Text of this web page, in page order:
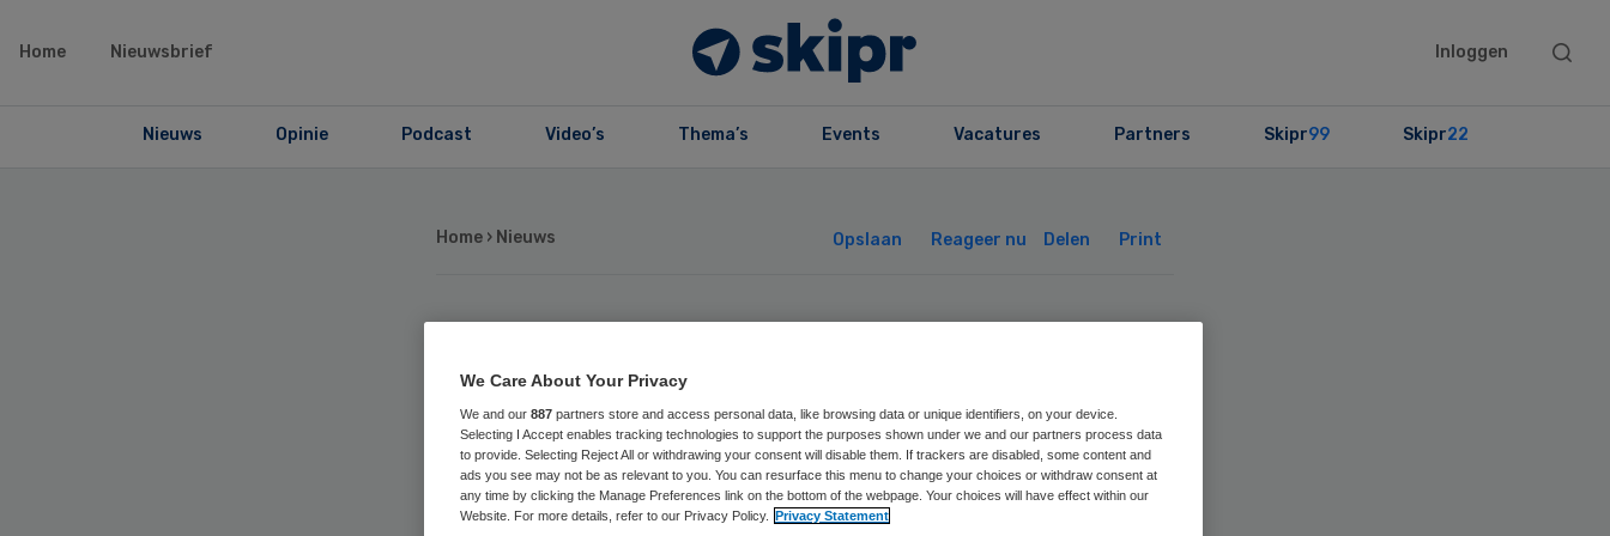
Home Nieuwsbrief Inloggen
Search
Nieuws Opinie Podcast Video’s Thema’s Events Vacatures Partners Skipr99 Skipr22
Home › Nieuws Opslaan Reageer nu Delen Print
Wander Blaauw
voorzitter rvt
Verslavingszorg Noord
We Care About Your Privacy
We and our 887 partners store and access personal data, like browsing data or unique identifiers, on your device.
Selecting I Accept enables tracking technologies to support the purposes shown under we and our partners process data
to provide. Selecting Reject All or withdrawing your consent will disable them. If trackers are disabled, some content and
ads you see may not be as relevant to you. You can resurface this menu to change your choices or withdraw consent at
any time by clicking the Manage Preferences link on the bottom of the webpage. Your choices will have effect within our
Website. For more details, refer to our Privacy Policy. Privacy Statement